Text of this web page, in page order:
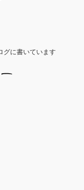
グに書いています